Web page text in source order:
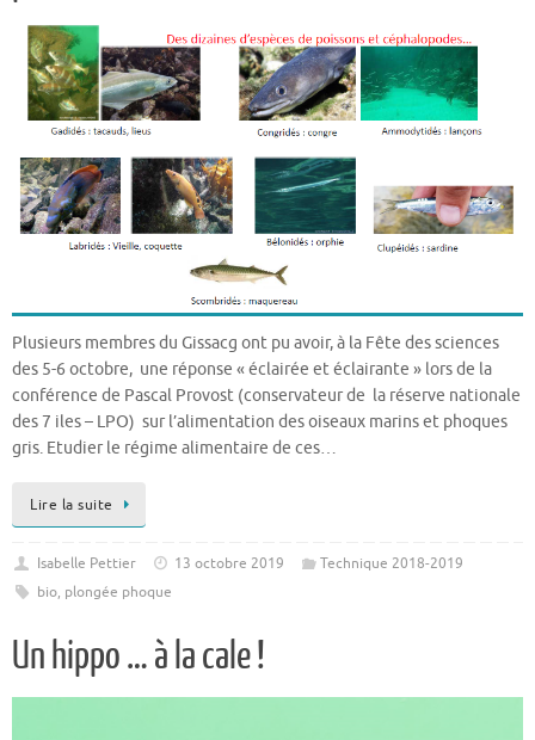
Plusieurs membres du Gissacg ont pu avoir, à la Fête des sciences
des 5-6 octobre, une réponse « éclairée et éclairante » lors de la
conférence de Pascal Provost (conservateur de la réserve nationale
des 7 iles – LPO) sur l’alimentation des oiseaux marins et phoques
gris. Etudier le régime alimentaire de ces…
Lire la suite
Isabelle Pettier 13 octobre 2019
Technique 2018-2019
bio, plongée phoque
Un hippo … à la cale !